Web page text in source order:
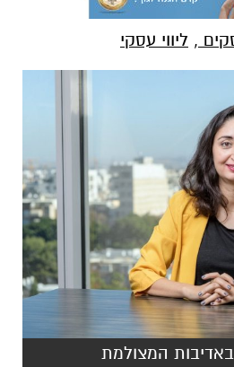
, ליווי עסקי
המצולמת